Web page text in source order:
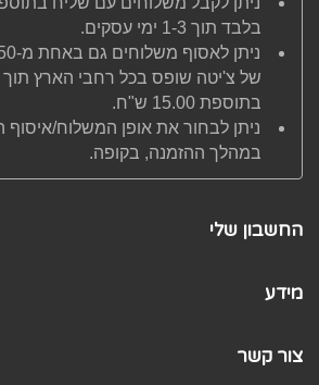
בלבד תוך 1-3 ימי עסקים.
בתוספת 15.00 ש"ח.
ניתן לבחור את אופן המשלוח/
במהלך ההזמנה, בקופה.
החשבון שלי
מידע
צור קשר